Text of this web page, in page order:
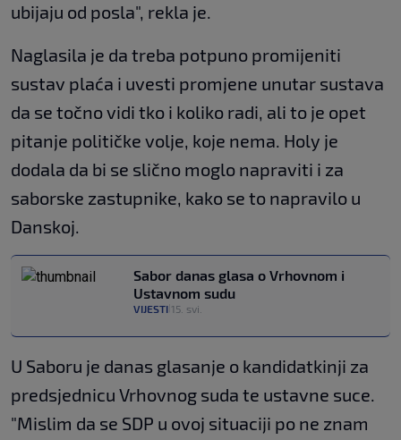
ubijaju od posla", rekla je.
Naglasila je da treba potpuno promijeniti
sustav plaća i uvesti promjene unutar sustava
da se točno vidi tko i koliko radi, ali to je opet
pitanje političke volje, koje nema. Holy je
dodala da bi se slično moglo napraviti i za
saborske zastupnike, kako se to napravilo u
Danskoj.
Sabor danas glasa o Vrhovnom i
Ustavnom sudu
VIJESTI 15. svi.
U Saboru je danas glasanje o kandidatkinji za
predsjednicu Vrhovnog suda te ustavne suce.
"Mislim da se SDP u ovoj situaciji po ne znam